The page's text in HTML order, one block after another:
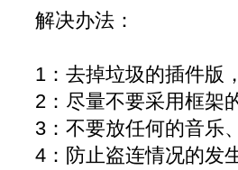
解决办法：
1：去掉垃圾的插件版
2：尽量不要采用框架
3：不要放任何的音乐
4：防止盗连情况的发